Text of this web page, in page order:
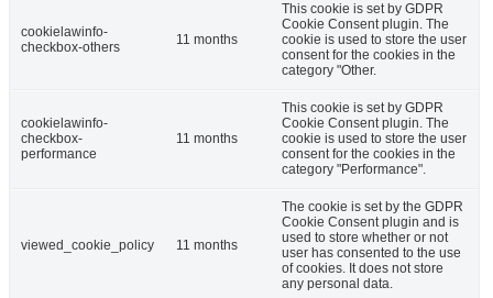
cookielawinfo-
checkbox-others
11 months
This cookie is set by GDPR
Cookie Consent plugin. The
cookie is used to store the user
consent for the cookies in the
category "Other.
cookielawinfo-
checkbox-
performance
11 months
This cookie is set by GDPR
Cookie Consent plugin. The
cookie is used to store the user
consent for the cookies in the
category "Performance".
viewed_cookie_policy 11 months
The cookie is set by the GDPR
Cookie Consent plugin and is
used to store whether or not
user has consented to the use
of cookies. It does not store
any personal data.